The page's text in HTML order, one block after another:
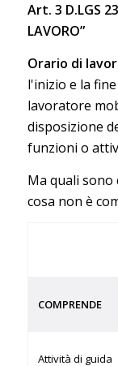
Art. 3 D.LGS
LAVORO”
Orario di
l'inizio e la
lavoratore
disposizione
funzioni o
Ma quali sono
cosa non è
COMPRENDE
Attività di guida